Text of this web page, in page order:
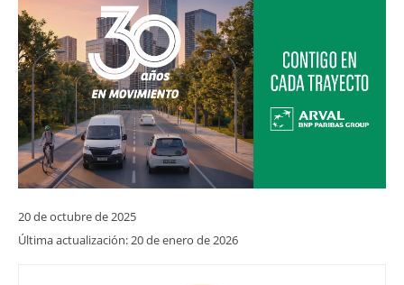
20 de octubre de 2025
Última actualización:20 de enero de 2026